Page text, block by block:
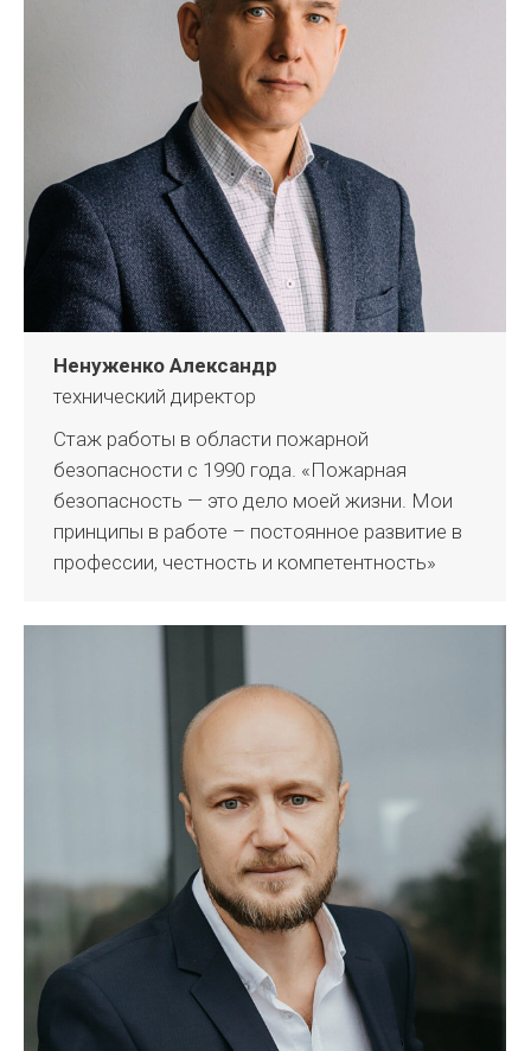
Ненуженко Александр
технический директор
Стаж работы в области пожарной
безопасности с 1990 года. «Пожарная
безопасность — это дело моей жизни. Мои
принципы в работе – постоянное развитие в
профессии, честность и компетентность»